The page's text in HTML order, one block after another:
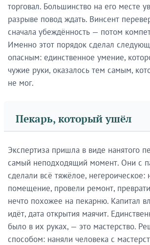
торговал. Большинство на его месте
разрыве повод ждать. Винсент
сначала убеждённость — потом
Именно этот порядок сделал
опасным: единственное умение,
чужие руки, оказалось тем самым,
не мог.
Пекарь, который ушёл
Экспертиза пришла в виде нанятого
самый неподходящий момент. Они с
сделали всё тяжёлое, негероическое:
помещение, провели ремонт,
нечто похожее на пекарню. Капитал
идёт, дата открытия маячит.
было в их руках, — это мастерство.
способом: наняли человека с